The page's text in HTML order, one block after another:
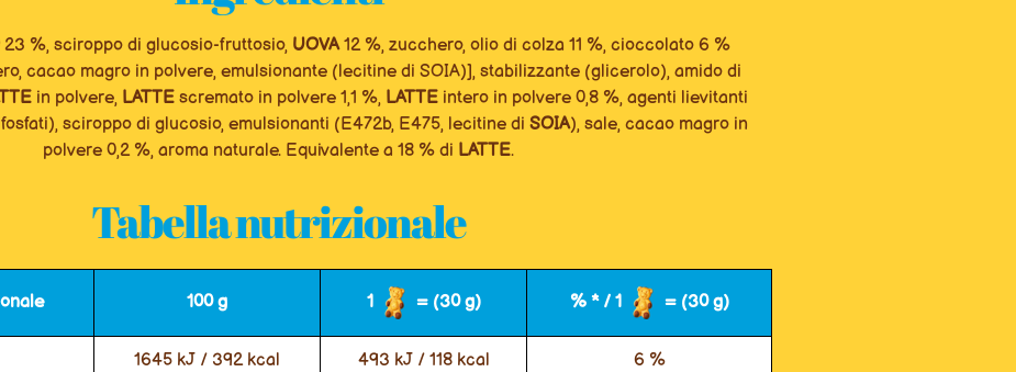
23 %, sciroppo di glucosio-fruttosio, UOVA12 %, zucchero, olio di colza 11 %, cioccolato 6 %
cacao magro in polvere, emulsionante (lecitine di SOIA)], stabilizzante (glicerolo), amido di
in polvere, LATTEscremato in polvere 1,1 %, LATTEintero in polvere 0,8 %, agenti lievitanti
sciroppo di glucosio, emulsionanti (E472b, E475, lecitine di SOIA), sale, cacao magro in
polvere 0,2 %, aroma naturale. Equivalente a 18 % di LATTE.
Tabella nutrizionale
100 g 1 = (30 g) % * / 1 = (30 g)
1645 kJ / 392 kcal 493 kJ / 118 kcal 6 %